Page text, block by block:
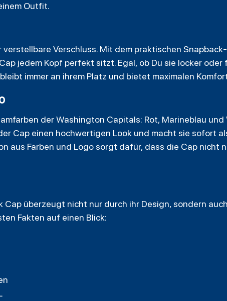
Outfit.
Verschluss. Mit dem praktischen
jedem Kopf perfekt sitzt. Egal, ob Du sie locker oder
immer an ihrem Platz und bietet maximalen
der Washington Capitals: Rot, Marineblau und
Cap einen hochwertigen Look und macht sie sofort
aus Farben und Logo sorgt dafür, dass die Cap nicht
überzeugt nicht nur durch ihr Design, sondern
Fakten auf einen Blick: